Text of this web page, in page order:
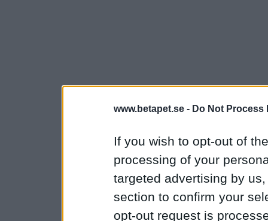
www.betapet.se - Do Not Process
If you wish to opt-out of
processing of your
targeted advertising by
section to confirm your
opt-out request is